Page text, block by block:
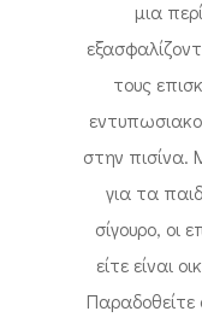
μια
τους
στην πισίνα.
για τα
σίγουρο, οι
είτε είναι
Παραδοθείτε